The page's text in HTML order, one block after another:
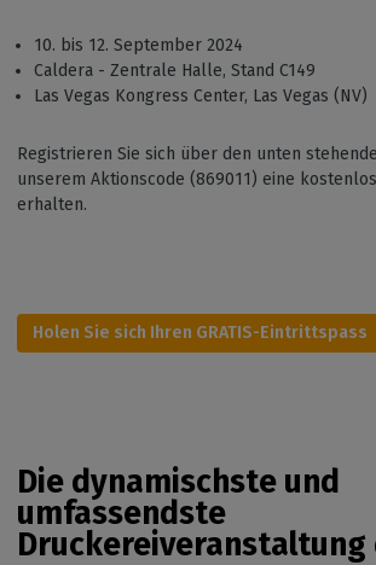
10. bis 12. September 2024
Caldera - Zentrale Halle, Stand C149
Las Vegas Kongress Center, Las Vegas (NV)
Registrieren Sie sich über den unten
unserem Aktionscode (869011) eine
erhalten.
Holen Sie sich Ihren GRATIS-Eintrittspass
Die dynamischste und
umfassendste
Druckereiveranstaltung